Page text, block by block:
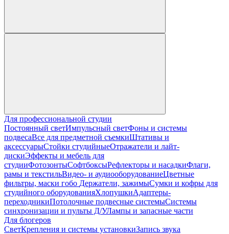
Для профессиональной студии
Постоянный светИмпульсный светФоны и системы
подвесаВсе для предметной съемкиШтативы и
аксессуарыСтойки студийныеОтражатели и лайт-
дискиЭффекты и мебель для
студииФотозонтыСофтбоксыРефлекторы и насадкиФлаги,
рамы и текстильВидео- и аудиооборудованиеЦветные
фильтры, маски гобо Держатели, зажимыСумки и кофры для
студийного оборудованияХлопушкиАдаптеры-
переходникиПотолочные подвесные системыСистемы
синхронизации и пульты Д/УЛампы и запасные части
Для блогеров
СветКрепления и системы установкиЗапись звука